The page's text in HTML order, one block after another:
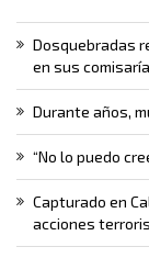
Dosquebradas
en sus
Durante años,
“No lo puedo
Capturado en
acciones